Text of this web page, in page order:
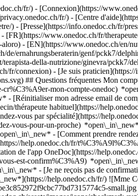
fr/) - [Connexion](https://
fr/) - [Centre
) - [Presse](https://info.onedoc.ch/fr/
[FR](https://www.onedoc.ch/fr/
- [EN](https://www.onedoc.ch/en/
ernahrungsberaterin/genf/pckk7/
della-nutrizione/ginevra/pckk7/
fr/connexion) - [Je suis
## Questions fréquentes Mon
mon-compte-onedoc)
[Réinitialiser mon adresse email de
thérapeute habituel](https://
vous par spécialité](https://
vous-pour-un-proche) *open\_in\_new*
- [Comment prendre
help.onedoc.ch/fr/
de l'app OneDoc](https://
est-confirm%C3%A9)
- [Je ne reçois pas de
help.onedoc.ch/fr/) ![Mme